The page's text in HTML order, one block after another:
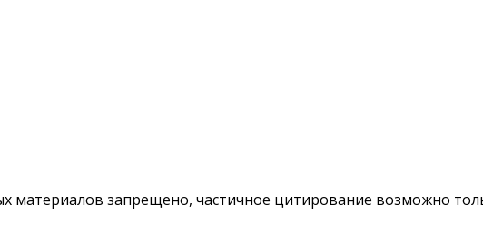
материалов запрещено, частичное цитирование возможно